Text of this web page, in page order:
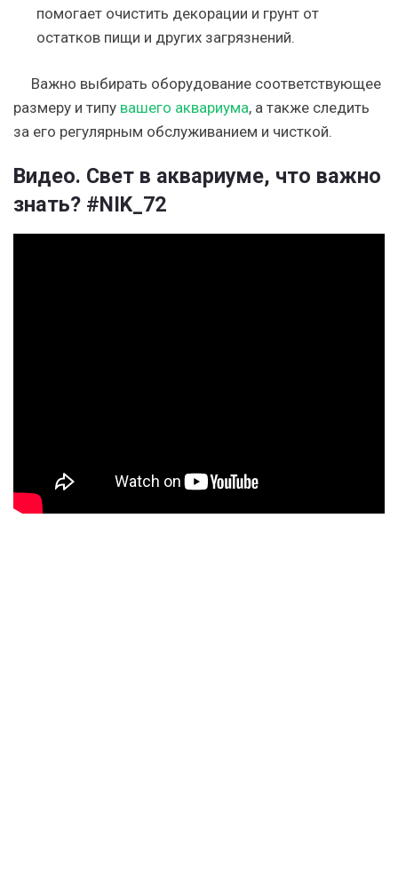
помогает очистить декорации и грунт от
остатков пищи и других загрязнений.
Важно выбирать оборудование соответствующее
размеру и типу вашего аквариума, а также следить
за его регулярным обслуживанием и чисткой.
Видео. Свет в аквариуме, что важно
знать? #NIK_72